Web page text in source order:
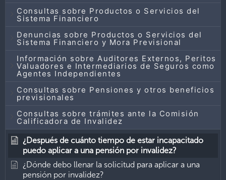
Consultas sobre Productos o Servicios del
Sistema Financiero
Denuncias sobre Productos o Servicios del
Sistema Financiero y Mora Previsional
Información sobre Auditores Externos, Peritos
Valuadores e Intermediarios de Seguros como
Agentes Independientes
Consultas sobre Pensiones y otros beneficios
previsionales
Consultas sobre trámites ante la Comisión
Calificadora de Invalidez
¿Después de cuánto tiempo de estar incapacitado
puedo aplicar a una pensión por invalidez?
¿Dónde debo llenar la solicitud para aplicar a una
pensión por invalidez?